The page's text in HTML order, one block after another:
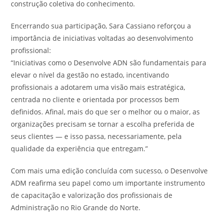
construção coletiva do conhecimento.
Encerrando sua participação, Sara Cassiano reforçou a
importância de iniciativas voltadas ao desenvolvimento
profissional:
“Iniciativas como o Desenvolve ADN são fundamentais para
elevar o nível da gestão no estado, incentivando
profissionais a adotarem uma visão mais estratégica,
centrada no cliente e orientada por processos bem
definidos. Afinal, mais do que ser o melhor ou o maior, as
organizações precisam se tornar a escolha preferida de
seus clientes — e isso passa, necessariamente, pela
qualidade da experiência que entregam.”
Com mais uma edição concluída com sucesso, o Desenvolve
ADM reafirma seu papel como um importante instrumento
de capacitação e valorização dos profissionais de
Administração no Rio Grande do Norte.